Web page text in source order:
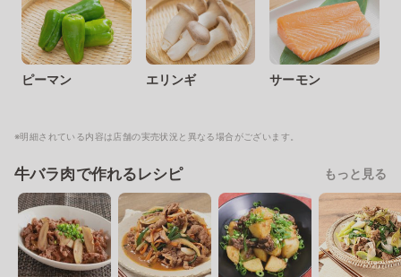
ピーマン エリンギ サーモン
※明細されている内容は店舗の実売状況と異なる場合がございます。
牛バラ肉で作れるレシピ もっと見る